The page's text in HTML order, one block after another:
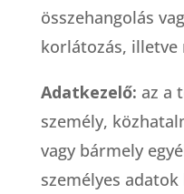
összehangolás
korlátozás, illetve
Adatkezelő: az a
személy,
vagy bármely
személyes